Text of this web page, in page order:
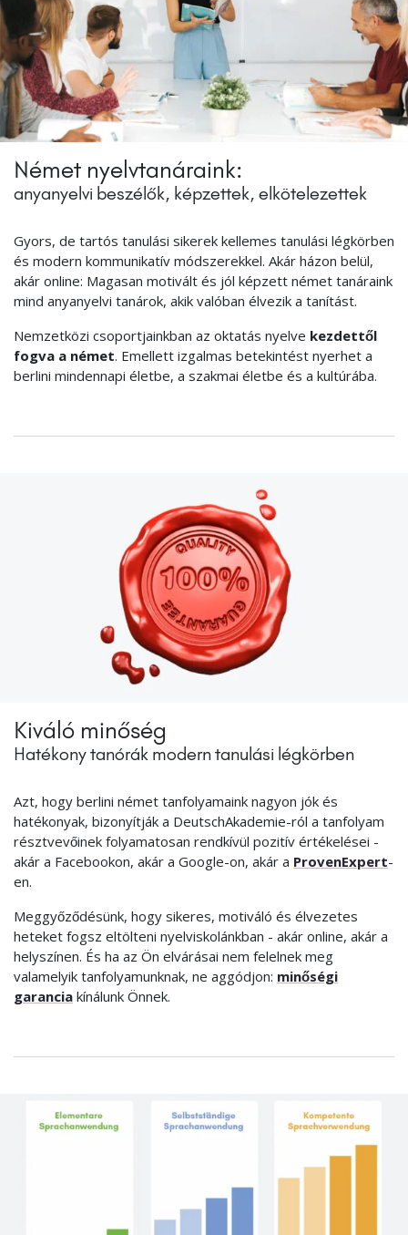
Német nyelvtanáraink:
anyanyelvi beszélők, képzettek, elkötelezettek
Gyors, de tartós tanulási sikerek kellemes tanulási légkörben
és modern kommunikatív módszerekkel. Akár házon belül,
akár online: Magasan motivált és jól képzett német tanáraink
mind anyanyelvi tanárok, akik valóban élvezik a tanítást.
Nemzetközi csoportjainkban az oktatás nyelve kezdettől
fogva a német. Emellett izgalmas betekintést nyerhet a
berlini mindennapi életbe, a szakmai életbe és a kultúrába.
Kiváló minőség
Hatékony tanórák modern tanulási légkörben
Azt, hogy berlini német tanfolyamaink nagyon jók és
hatékonyak, bizonyítják a DeutschAkademie-ról a tanfolyam
résztvevőinek folyamatosan rendkívül pozitív értékelései -
akár a Facebookon, akár a Google-on, akár a ProvenExpert-
en.
Meggyőződésünk, hogy sikeres, motiváló és élvezetes
heteket fogsz eltölteni nyelviskolánkban - akár online, akár a
helyszínen. És ha az Ön elvárásai nem felelnek meg
valamelyik tanfolyamunknak, ne aggódjon: minőségi
garancia kínálunk Önnek.